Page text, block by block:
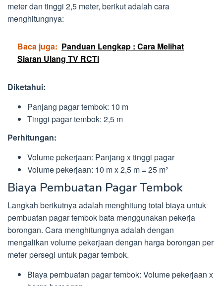
meter dan tinggi 2,5 meter, berikut adalah cara
menghitungnya:
Baca juga: Panduan Lengkap : Cara Melihat
Siaran Ulang TV RCTI
Diketahui:
Panjang pagar tembok: 10 m
Tinggi pagar tembok: 2,5 m
Perhitungan:
Volume pekerjaan: Panjang x tinggi pagar
Volume pekerjaan: 10 m x 2,5 m = 25 m²
Biaya Pembuatan Pagar Tembok
Langkah berikutnya adalah menghitung total biaya untuk
pembuatan pagar tembok bata menggunakan pekerja
borongan. Cara menghitungnya adalah dengan
mengalikan volume pekerjaan dengan harga borongan per
meter persegi untuk pagar tembok.
Biaya pembuatan pagar tembok: Volume pekerjaan x